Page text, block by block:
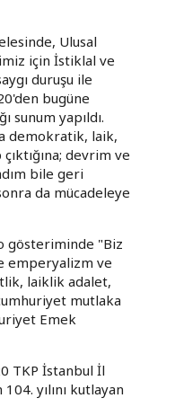
Ulusal
için İstiklal ve
duruşu ile
bugüne
sunum yapıldı.
demokratik, laik,
devrim ve
bile geri
da mücadeleye
gösteriminde "Biz
emperyalizm ve
laiklik adalet,
mutlaka
Emek
TKP İstanbul İl
yılını kutlayan